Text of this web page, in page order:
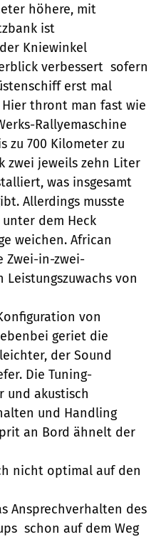
höhere, mit
ist
Kniewinkel
verbessert  sofern
erst mal
thront man fast wie
Rallyemaschine
zu 700 Kilometer zu
zwei jeweils zehn Liter
was insgesamt
Allerdings musste
dem Heck
weichen. African
Zwei-in-zwei-
Leistungszuwachs von
von
geriet die
der Sound
Die Tuning-
und akustisch
und Handling
an Bord ähnelt der
nicht optimal auf den
Ansprechverhalten des
 schon auf dem Weg